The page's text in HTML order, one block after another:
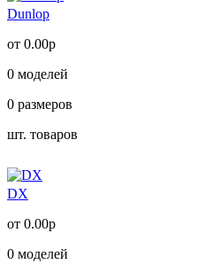
Dunlop
от 0.00р
0 моделей
0 размеров
шт. товаров
DX
от 0.00р
0 моделей